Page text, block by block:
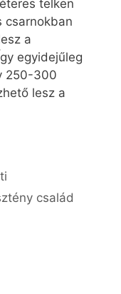
telken
csarnokban
a
egyidejűleg
250-300
lesz a
család